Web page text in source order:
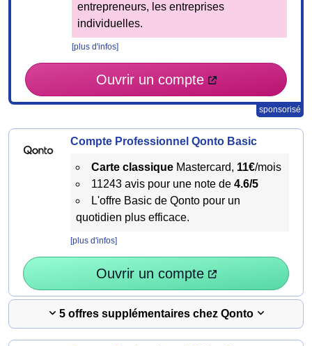
entrepreneurs, les entreprises
individuelles.
[plus d'infos]
Ouvrir un compte
sponsorisé
Compte Professionnel Qonto Basic
Carte classiqueMastercard, 11€/mois
11243 avis pour une note de 4.6/5
L'offre Basic de Qonto pour un
quotidien plus efficace.
[plus d'infos]
Ouvrir un compte
5 offres supplémentaires chez Qonto